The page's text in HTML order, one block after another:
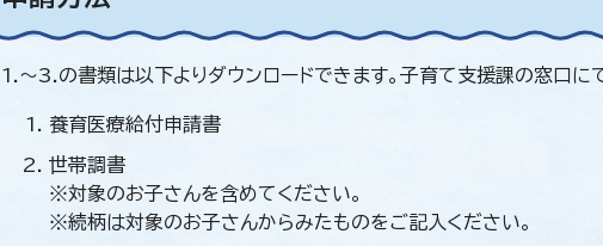
1.～3.の書類は以下よりダウンロードできます。子育て支援課の窓口に
養育医療給付申請書
世帯調書
※対象のお子さんを含めてください。
※続柄は対象のお子さんからみたものをご記入ください。